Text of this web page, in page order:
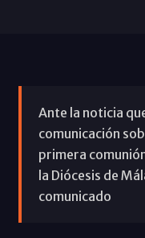
Ante la noticia
comunicación
primera
la Diócesis de
comunicado